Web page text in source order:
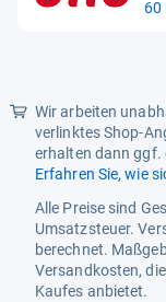
Dauerleistung
Funktionalitäten
60
Wir arbeiten
verlinktes Shop-
erhalten dann ggf.
Erfahren Sie, wie
Alle Preise sind
Umsatzsteuer.
berechnet.
Versandkosten,
Kaufes anbietet.